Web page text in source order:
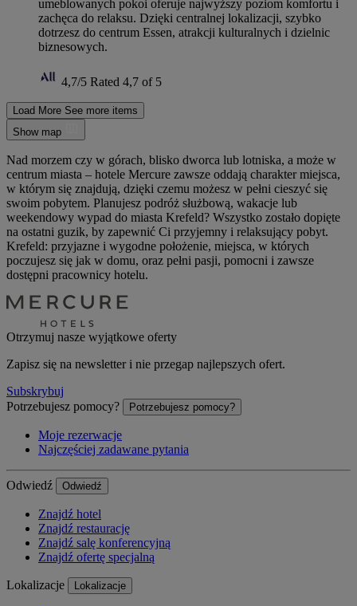
umeblowanych pokoi oferuje najwyższy poziom komfortu i
zachęca do relaksu. Dzięki centralnej lokalizacji, szybko
dotrzesz do centrum Essen, atrakcji kulturalnych i dzielnic
biznesowych.
4,7/5 Rated 4,7 of 5
Load More See more items
Show map
Nad morzem czy w górach, blisko dworca lub lotniska, a może w
centrum miasta – hotele Mercure zawsze oddają charakter miejsca,
w którym się znajdują, dzięki czemu możesz w pełni cieszyć się
swoim pobytem. Planujesz podróż służbową, wakacje lub
weekendowy wypad do miasta Krefeld? Wszystko zostało dopięte
na ostatni guzik, by zapewnić Ci przyjemny i relaksujący pobyt.
Krefeld: przyjazne i wygodne położenie, miejsca, w których
poczujesz się jak w domu, oraz pełni pasji, pomocni i zawsze
dostępni pracownicy hotelu.
Otrzymuj nasze wyjątkowe oferty
Zapisz się na newsletter i nie przegap najlepszych ofert.
Subskrybuj
Potrzebujesz pomocy?
Potrzebujesz pomocy?
Moje rezerwacje
Najczęściej zadawane pytania
Odwiedź Odwiedź
Znajdź hotel
Znajdź restaurację
Znajdź salę konferencyjną
Znajdź ofertę specjalną
Lokalizacje Lokalizacje